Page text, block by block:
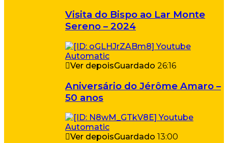
Visita do Bispo ao Lar Monte
Sereno – 2024
Ver depoisGuardado 26:16
Aniversário do Jérôme Amaro –
50 anos
Ver depoisGuardado 13:00